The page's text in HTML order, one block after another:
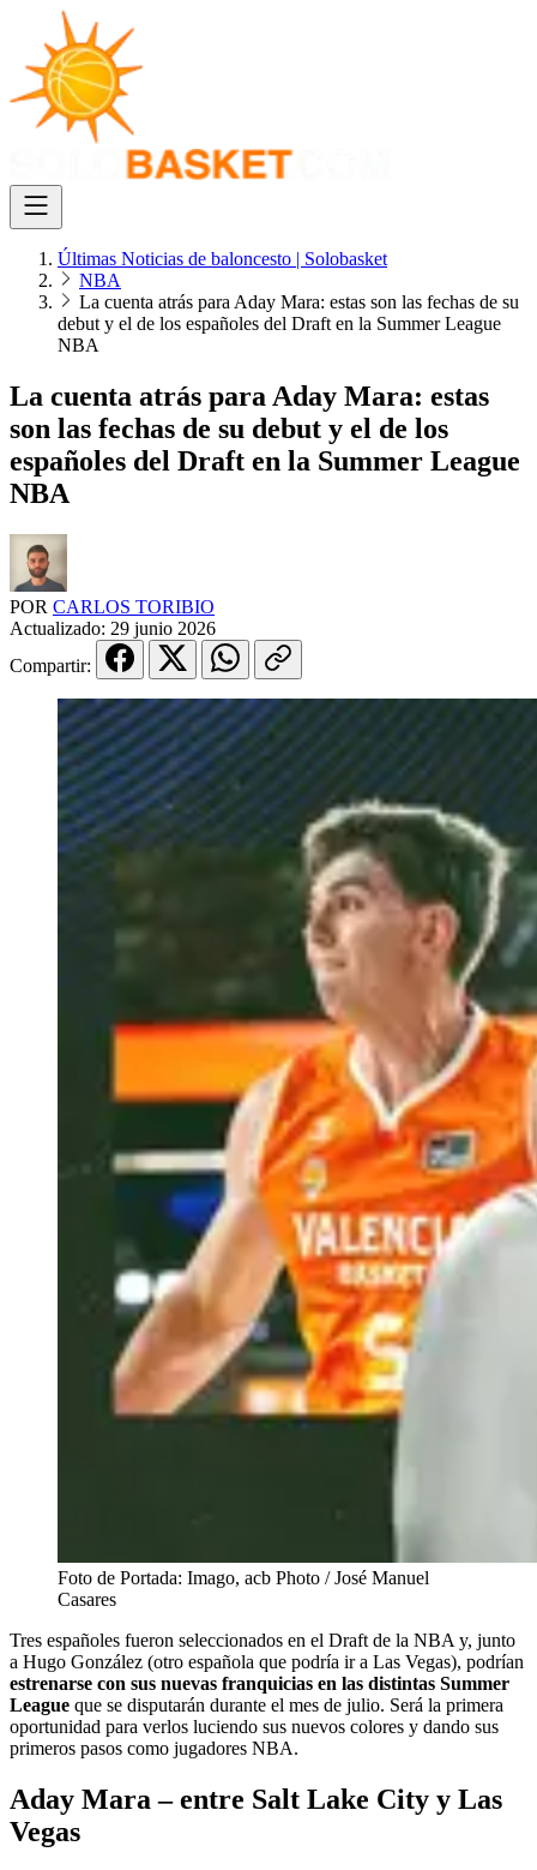
Últimas Noticias de baloncesto | Solobasket
NBA
La cuenta atrás para Aday Mara: estas son las fechas de su
debut y el de los españoles del Draft en la Summer League
NBA
La cuenta atrás para Aday Mara: estas
son las fechas de su debut y el de los
españoles del Draft en la Summer League
NBA
POR CARLOS TORIBIO
Actualizado: 29 junio 2026
Compartir:
Foto de Portada: Imago, acb Photo / José Manuel
Casares
Tres españoles fueron seleccionados en el Draft de la NBA y, junto
a Hugo González (otro española que podría ir a Las Vegas), podrían
estrenarse con sus nuevas franquicias en las distintas Summer
League que se disputarán durante el mes de julio. Será la primera
oportunidad para verlos luciendo sus nuevos colores y dando sus
primeros pasos como jugadores NBA.
Aday Mara – entre Salt Lake City y Las
Vegas